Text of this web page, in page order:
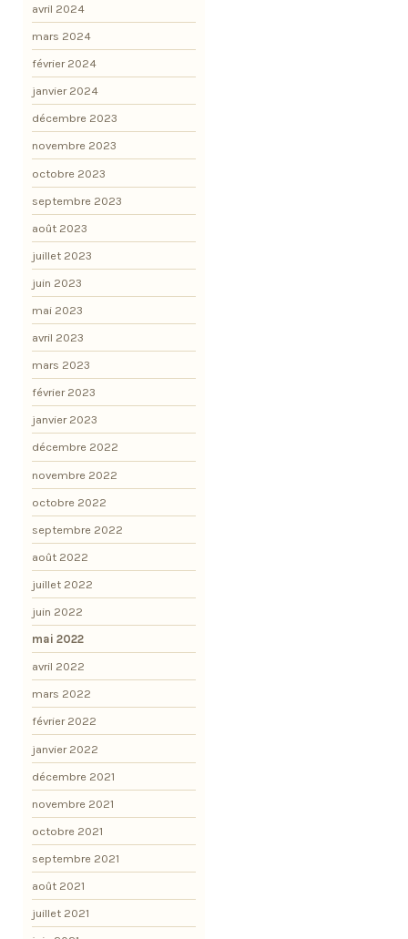
avril 2024
mars 2024
février 2024
janvier 2024
décembre 2023
novembre 2023
octobre 2023
septembre 2023
août 2023
juillet 2023
juin 2023
mai 2023
avril 2023
mars 2023
février 2023
janvier 2023
décembre 2022
novembre 2022
octobre 2022
septembre 2022
août 2022
juillet 2022
juin 2022
mai 2022
avril 2022
mars 2022
février 2022
janvier 2022
décembre 2021
novembre 2021
octobre 2021
septembre 2021
août 2021
juillet 2021